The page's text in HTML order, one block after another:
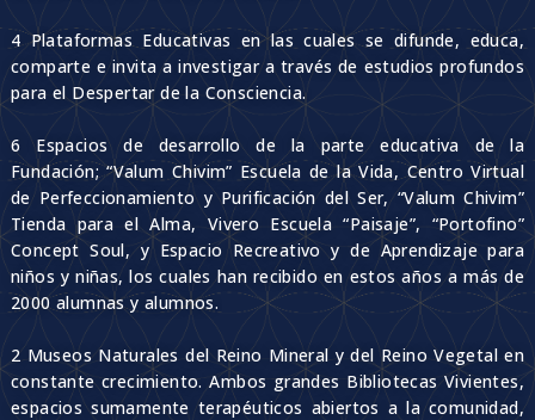
4 Plataformas Educativas en las cuales se difunde, educa,
comparte e invita a investigar a través de estudios profundos
para el Despertar de la Consciencia.
6 Espacios de desarrollo de la parte educativa de la
Fundación; “Valum Chivim” Escuela de la Vida, Centro Virtual
de Perfeccionamiento y Purificación del Ser, “Valum Chivim”
Tienda para el Alma, Vivero Escuela “Paisaje”, “Portofino”
Concept Soul, y Espacio Recreativo y de Aprendizaje para
niños y niñas, los cuales han recibido en estos años a más de
2000 alumnas y alumnos.
2 Museos Naturales del Reino Mineral y del Reino Vegetal en
constante crecimiento. Ambos grandes Bibliotecas Vivientes,
espacios sumamente terapéuticos abiertos a la comunidad,